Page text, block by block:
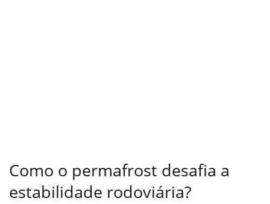
Como o permafrost desafia a
estabilidade rodoviária?